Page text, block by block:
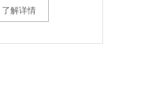
了解详情